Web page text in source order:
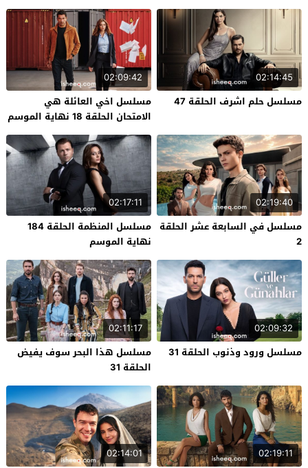
02:14:45
مسلسل حلم اشرف الحلقة 47
02:09:42
مسلسل اخي العائلة هي
الامتحان الحلقة 18 نهاية الموسم
02:19:40
مسلسل في السابعة عشر الحلقة
2
02:17:11
مسلسل المنظمة الحلقة 184
نهاية الموسم
02:09:32
مسلسل ورود وذنوب الحلقة 31
02:11:17
مسلسل هذا البحر سوف يفيض
الحلقة 31
02:19:11
02:14:01